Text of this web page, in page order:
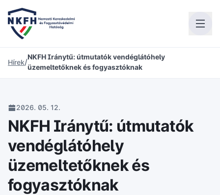
Hírek/
NKFH Iránytű: útmutatók vendéglátóhely
üzemeltetőknek és fogyasztóknak
2026. 05. 12.
NKFH Iránytű: útmutatók
vendéglátóhely
üzemeltetőknek és
fogyasztóknak